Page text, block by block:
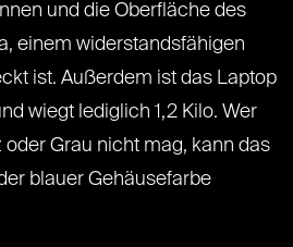
und die Oberfläche des
einem widerstandsfähigen
ist. Außerdem ist das Laptop
wiegt lediglich 1,2 Kilo. Wer
Grau nicht mag, kann das
blauer Gehäusefarbe